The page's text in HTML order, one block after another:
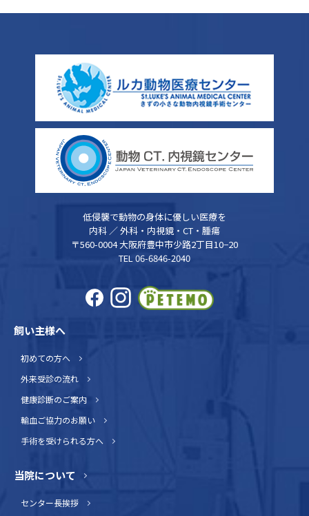
低侵襲で動物の身体に優しい医療を
内科 ／ 外科・内視鏡・CT・腫瘍
〒560-0004 大阪府豊中市少路2丁目10−20
TEL 06-6846-2040
飼い主様へ
初めての方へ
外来受診の流れ
健康診断のご案内
輸血ご協力のお願い
手術を受けられる方へ
当院について
センター長挨拶